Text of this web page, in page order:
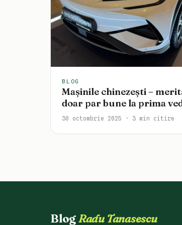
BLOG
Mașinile chinezești –
doar par bune la prima
30 octombrie 2025 · 3 min citire
BlogRadu Tanasescu